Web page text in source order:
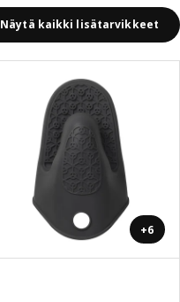
Näytä kaikki lisätarvikkeet
+6